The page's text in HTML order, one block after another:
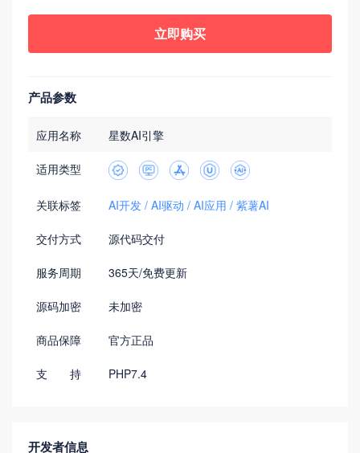
立即购买
产品参数
应用名称 星数AI引擎
适用类型
关联标签 AI开发 AI驱动 AI应用 紫薯AI
交付方式 源代码交付
服务周期 365天/免费更新
源码加密 未加密
商品保障 官方正品
支 持 PHP7.4
开发者信息